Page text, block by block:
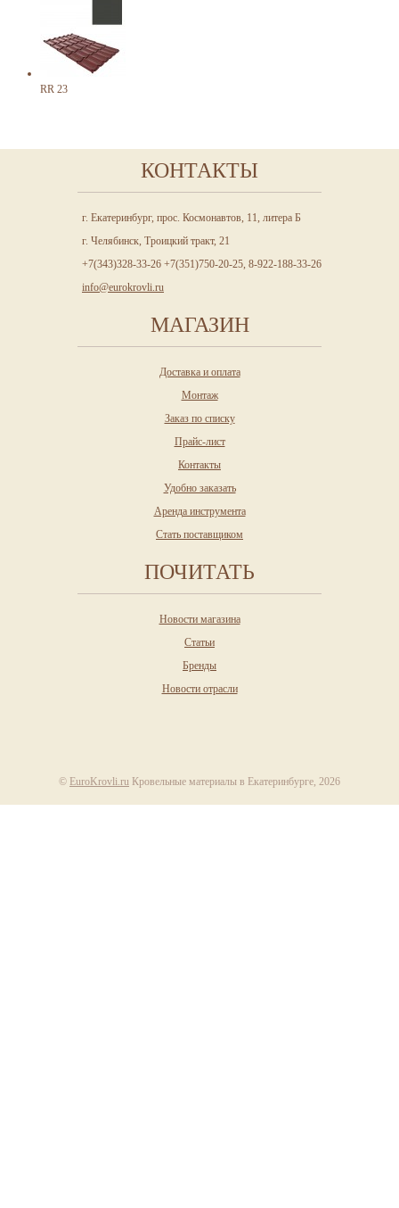
RR 23
КОНТАКТЫ
г. Екатеринбург, прос. Космонавтов, 11, литера Б
г. Челябинск, Троицкий тракт, 21
+7(343)328-33-26 +7(351)750-20-25, 8-922-188-33-26
info@eurokrovli.ru
МАГАЗИН
Доставка и оплата
Монтаж
Заказ по списку
Прайс-лист
Контакты
Удобно заказать
Аренда инструмента
Стать поставщиком
ПОЧИТАТЬ
Новости магазина
Статьи
Бренды
Новости отрасли
© EuroKrovli.ru Кровельные материалы в Екатеринбурге, 2026